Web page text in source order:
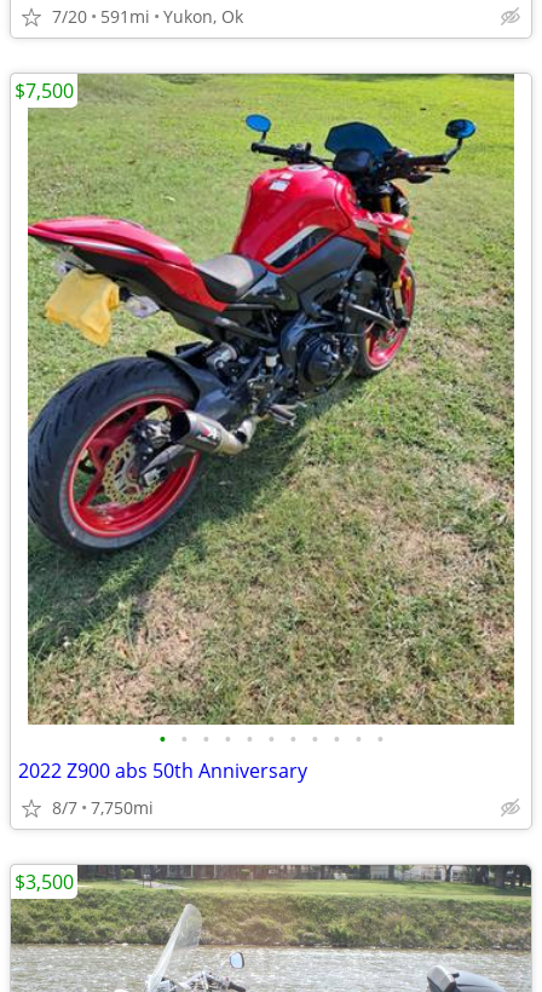
7/20 591mi Yukon, Ok
• • • • • • • • • • •
2022 Z900 abs 50th Anniversary
8/7 7,750mi
$7,500
$3,500